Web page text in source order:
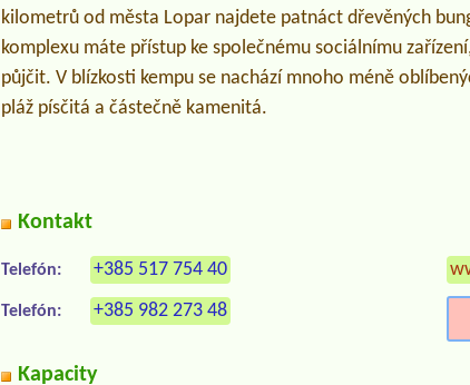
kilometrů od města Lopar najdete patnáct dřevěných
komplexu máte přístup ke společnému sociálnímu
půjčit. V blízkosti kempu se nachází mnoho méně
pláž písčitá a částečně kamenitá.
Kontakt
Telefón: +385 517 754 40
Telefón: +385 982 273 48
Kapacity